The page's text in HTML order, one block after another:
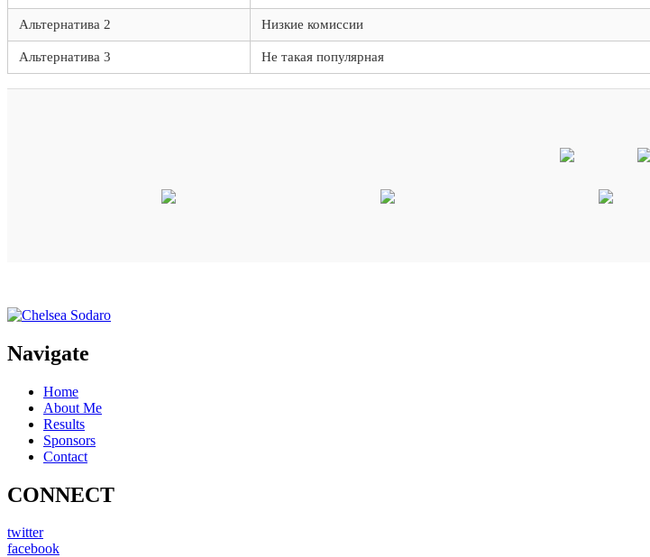
Альтернатива 2 Низкие комиссии
Альтернатива 3 Не такая популярная
Navigate
Home
About Me
Results
Sponsors
Contact
CONNECT
twitter
facebook